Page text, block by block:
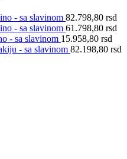
- sa slavinom 82.798,80 rsd
- sa slavinom 61.798,80 rsd
- sa slavinom 15.958,80 rsd
- sa slavinom 82.198,80 rsd